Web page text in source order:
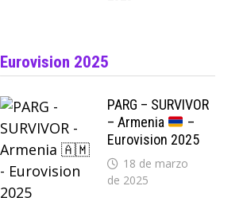
Eurovision 2025
PARG – SURVIVOR
– Armenia
–
Eurovision 2025
18 de marzo
de 2025